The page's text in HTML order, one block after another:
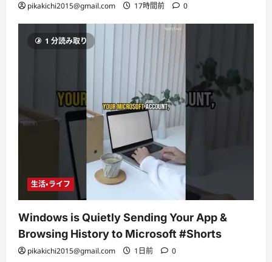
pikakichi2015@gmail.com 17時間前 0
1 分読み取り
生活・ライフ
Windows is Quietly Sending Your App &
Browsing History to Microsoft #Shorts
pikakichi2015@gmail.com 1日前 0